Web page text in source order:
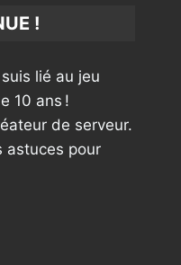
!
lié au jeu
10 ans !
de serveur.
astuces pour